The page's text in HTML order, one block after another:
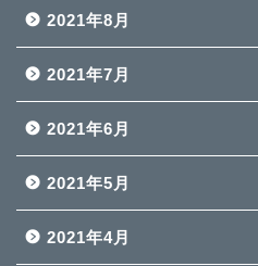
2021年8月
2021年7月
2021年6月
2021年5月
2021年4月